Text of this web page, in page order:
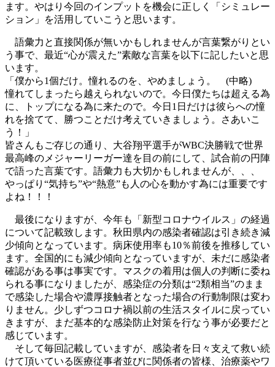
ます。やはり今回のインプットを機会に正しく「シミュレー
ション」を活用していこうと思います。
語彙力と直接関係が無いかもしれませんが言葉繋がりとい
う事で、最近“心が震えた”素敵な言葉を以下に記したいと思
います。
「僕から1個だけ。憧れるのを、やめましょう。 (中略)
憧れてしまったら越えられないので。今日僕たちは超える為
に、トップになる為に来たので。今日1日だけは彼らへの憧
れを捨てて、勝つことだけ考えていきましょう。さあいこ
う！」
皆さんもご存じの通り、大谷翔平選手がWBC決勝戦で世界
最高峰のメジャーリーガー達を目の前にして、試合前の円陣
で語った言葉です。語彙力も大切かもしれませんが、、、
やっぱり“気持ち”や“熱意”も人の心を動かす為には重要です
よね！！！
最後になりますが、今年も「新型コロナウイルス」の経過
について記載致します。秋田県内の感染者確認は引き続き減
少傾向となっています。病床使用率も10％前後を推移してい
ます。全国的にも減少傾向となっていますが、未だに感染者
確認がある事は事実です。マスクの着用は個人の判断に委ね
られる事になりましたが、感染症の分類は“2類相当”のまま
で感染した場合や濃厚接触者となった場合の行動制限は変わ
りません。少しずつコロナ禍以前の生活スタイルに戻ってい
きますが、まだ基本的な感染防止対策を行なう事が必要だと
感じています。
そして毎回記載していますが、感染者を日々支えて救い続
けて頂いている医療従事者並びに関係者の皆様、治療薬やワ